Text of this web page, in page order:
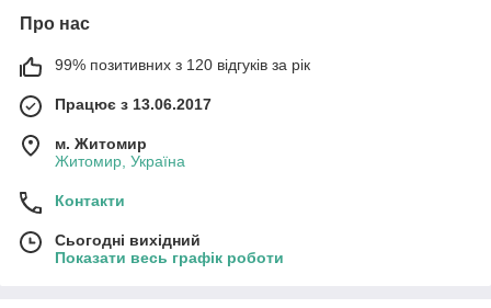
Про нас
99% позитивних з 120 відгуків за рік
Працює з 13.06.2017
м. Житомир
Житомир, Україна
Контакти
Сьогодні вихідний
Показати весь графік роботи